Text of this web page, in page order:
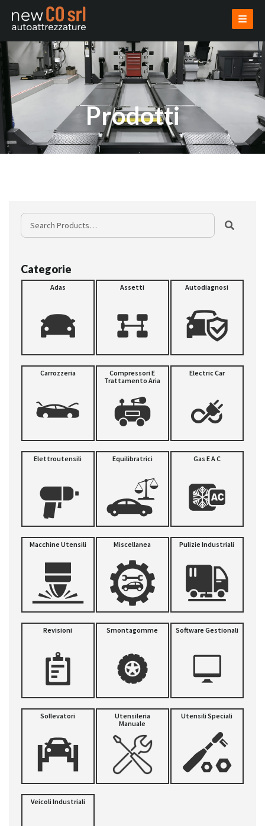
AZIENDA
PRODOTTI
VENDI USATO
INSTALLAZIONI
CONTATTI
AREA RISERVATA
Categorie
Adas Assetti Autodiagnosi
Carrozzeria
Compressori E
Trattamento Aria
Electric Car
Elettroutensili Equilibratrici Gas E A C
Macchine Utensili Miscellanea Pulizie Industriali
Revisioni Smontagomme Software Gestionali
Sollevatori
Utensileria
Manuale
Utensili Speciali
Veicoli Industriali